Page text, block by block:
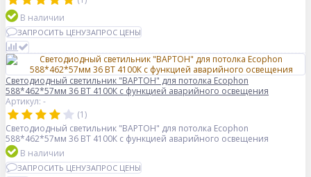
В наличии
ЗАПРОСИТЬ ЦЕНУЗАПРОС ЦЕНЫ
Светодиодный светильник "ВАРТОН" для потолка Ecophon
588*462*57мм 36 ВТ 4100К с функцией аварийного освещения
Артикул: -
(1)
Светодиодный светильник "ВАРТОН" для потолка Ecophon
588*462*57мм 36 ВТ 4100К с функцией аварийного освещения
В наличии
ЗАПРОСИТЬ ЦЕНУЗАПРОС ЦЕНЫ